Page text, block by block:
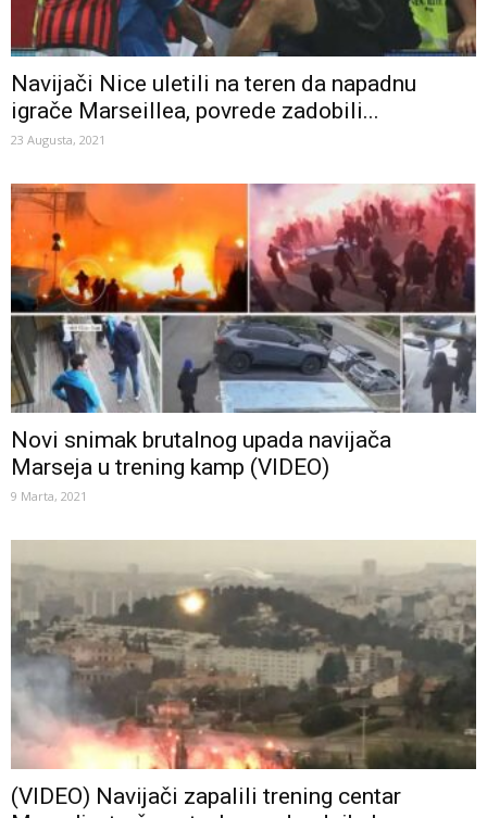
Navijači Nice uletili na teren da napadnu
igrače Marseillea, povrede zadobili...
23 Augusta, 2021
Novi snimak brutalnog upada navijača
Marseja u trening kamp (VIDEO)
9 Marta, 2021
(VIDEO) Navijači zapalili trening centar